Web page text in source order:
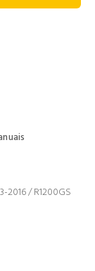
2016 / R1200GS